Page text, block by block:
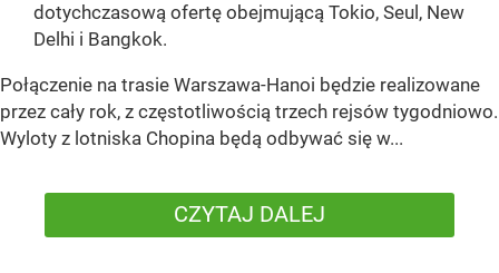
dotychczasową ofertę obejmującą Tokio, Seul, New
Delhi i Bangkok.
Połączenie na trasie Warszawa-Hanoi będzie realizowane
przez cały rok, z częstotliwością trzech rejsów tygodniowo.
Wyloty z lotniska Chopina będą odbywać się w...
CZYTAJ DALEJ